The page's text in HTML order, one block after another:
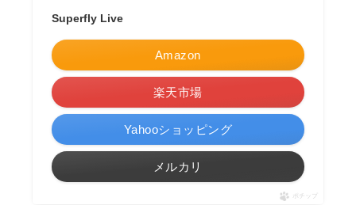
Superfly Live
Amazon
楽天市場
Yahooショッピング
メルカリ
ポチップ